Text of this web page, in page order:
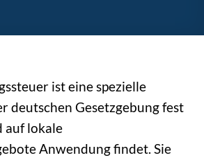
ist eine spezielle
deutschen Gesetzgebung fest
auf lokale
Anwendung findet. Sie